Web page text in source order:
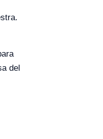
del